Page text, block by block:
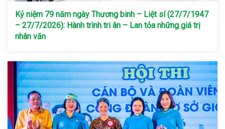
Kỷ niệm 79 năm ngày Thương binh – Liệt sí (27/7/1947
– 27/7/2026): Hành trình tri ân – Lan tỏa những giá trị
nhân văn